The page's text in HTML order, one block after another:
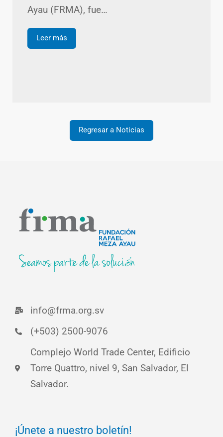
Ayau (FRMA), fue…
Leer más
Regresar a Noticias
info@frma.org.sv
(+503) 2500-9076
Complejo World Trade Center, Edificio
Torre Quattro, nivel 9, San Salvador, El
Salvador.
¡Únete a nuestro boletín!